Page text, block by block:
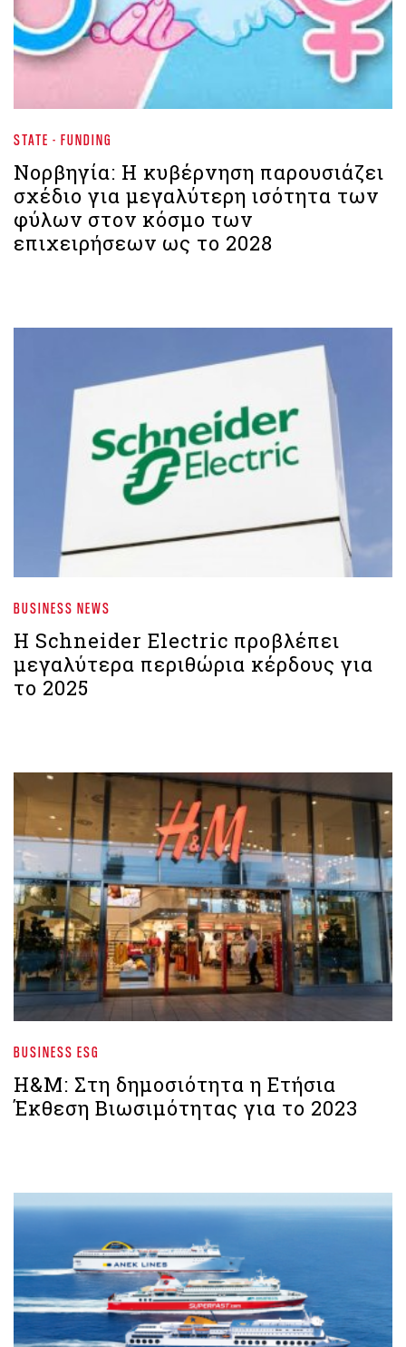
STATE - FUNDING
Νορβηγία: Η κυβέρνηση παρουσιάζει
σχέδιο για μεγαλύτερη ισότητα των
φύλων στον κόσμο των
επιχειρήσεων ως το 2028
BUSINESS NEWS
Η Schneider Electric προβλέπει
μεγαλύτερα περιθώρια κέρδους για
το 2025
BUSINESS ESG
H&M: Στη δημοσιότητα η Ετήσια
Έκθεση Βιωσιμότητας για το 2023